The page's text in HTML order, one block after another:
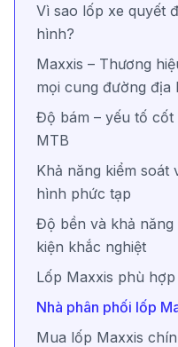
Vì sao lốp xe quyết
hình?
Maxxis – Thương
mọi cung đường địa
Độ bám – yếu tố
MTB
Khả năng kiểm soát
hình phức tạp
Độ bền và khả
kiện khắc nghiệt
Lốp Maxxis phù
Nhà phân phối lốp
Mua lốp Maxxis